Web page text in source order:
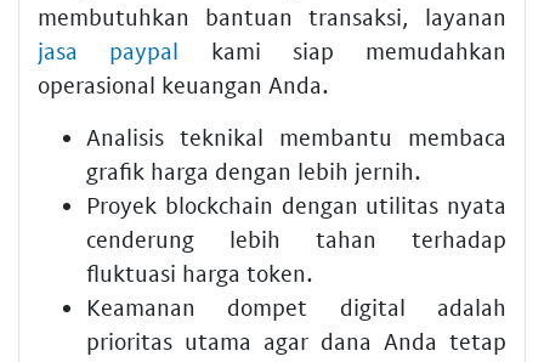
membutuhkan bantuan transaksi, layanan
jasa paypal kami siap memudahkan
operasional keuangan Anda.
Analisis teknikal membantu membaca
grafik harga dengan lebih jernih.
Proyek blockchain dengan utilitas nyata
cenderung lebih tahan terhadap
fluktuasi harga token.
Keamanan dompet digital adalah
prioritas utama agar dana Anda tetap